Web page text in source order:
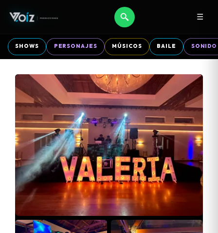
☰
SHOWS PERSONAJES MÚSICOS BAILE SONIDO